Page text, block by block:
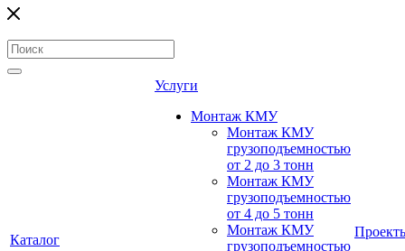
Каталог
Услуги
Монтаж КМУ
Монтаж КМУ
грузоподъемностью
от 2 до 3 тонн
Монтаж КМУ
грузоподъемностью
от 4 до 5 тонн
Монтаж КМУ
грузоподъемностью